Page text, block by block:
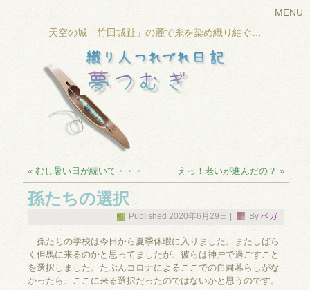
MENU
天空の城「竹田城趾」の麓で糸を染め織り紬ぐ…
« むし暑い日が続いて・・・ えっ！老いが進んだの？ »
孫たちの選択
Published 2020年6月29日 By ベガ
孫たちの学校は今日から夏季休暇に入りました。またしばら
く但馬に来るのかと思ってましたが、彼らは神戸で過ごすこと
を選択しました。たぶんコロナによるここでの自粛暮らしがな
かったら、ここに来る選択だったのではないかと思うのです。